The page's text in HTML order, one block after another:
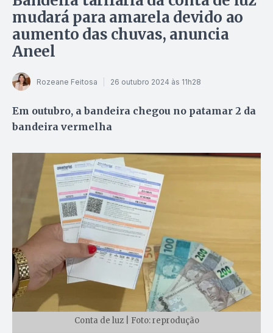
mudará para amarela devido ao
aumento das chuvas, anuncia
Aneel
Rozeane Feitosa 26 outubro 2024 às 11h28
Em outubro, a bandeira chegou no patamar 2 da
bandeira vermelha
Conta de luz | Foto: reprodução